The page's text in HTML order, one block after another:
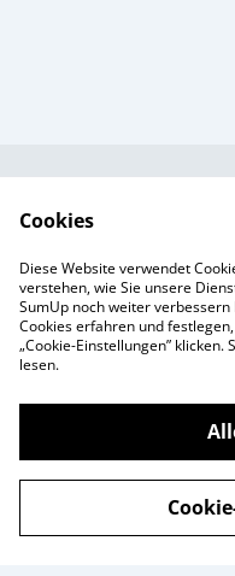
Öffnungszeiten
Impressum
Enchanté
Cookies
Diese Website verwendet
verstehen, wie Sie unsere
SumUp noch weiter
Cookies erfahren und
„Cookie-Einstellungen” klicken.
lesen.